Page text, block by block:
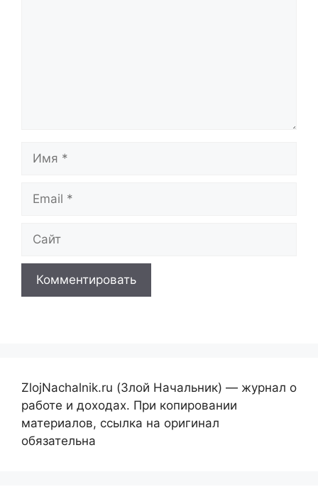
Имя
Email
Сайт
ZlojNachalnik.ru (Злой Начальник) — журнал о
работе и доходах. При копировании
материалов, ссылка на оригинал
обязательна